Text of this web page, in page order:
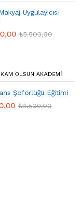
Uygulayıcısı
₺5.500,00
OLSUN AKADEMI
Şoförlüğü Eğitimi
₺8.500,00